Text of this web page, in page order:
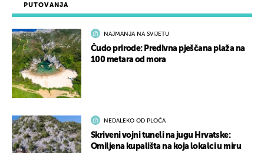
PUTOVANJA
NAJMANJA NA SVIJETU
Čudo prirode: Predivna pješčana plaža na
100 metara od mora
NEDALEKO OD PLOČA
Skriveni vojni tuneli na jugu Hrvatske:
Omiljena kupališta na koja lokalci u miru